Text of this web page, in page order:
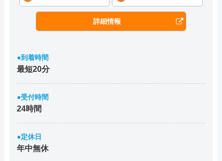
詳細情報
●到着時間
最短20分
●受付時間
24時間
●定休日
年中無休